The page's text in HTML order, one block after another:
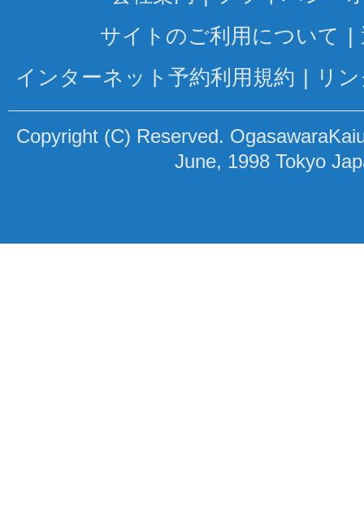
サイトのご利用について
インターネット予約利用規約
リ
Copyright (C) Reserved.
June, 1998 Tokyo